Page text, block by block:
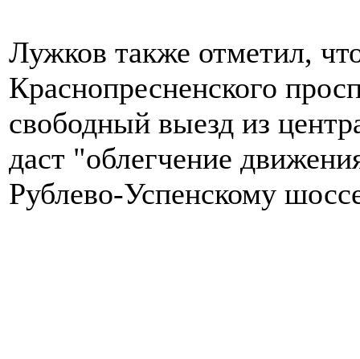
Лужков также отметил,
Краснопресненского
свободный выезд из
даст "облегчение
Рублево-Успенскому